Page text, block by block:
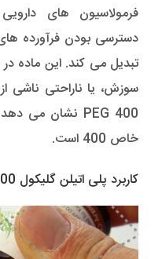
فرمولاسیون های
دسترسی بودن فرآورده
تبدیل می کند. این ماده
سوزش، یا ناراحتی
خاص 400 است.
کاربرد پلی اتیلن گلیکول 400